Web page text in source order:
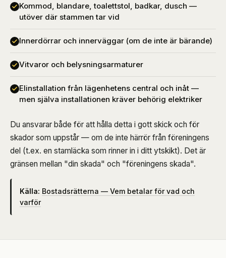
Kommod, blandare, toalettstol, badkar, dusch —
utöver där stammen tar vid
Innerdörrar och innerväggar (om de inte är bärande)
Vitvaror och belysningsarmaturer
Elinstallation från lägenhetens central och inåt —
men själva installationen kräver behörig elektriker
Du ansvarar både för att hålla detta i gott skick och för
skador som uppstår — om de inte härrör från föreningens
del (t.ex. en stamläcka som rinner in i ditt ytskikt). Det är
gränsen mellan "din skada" och "föreningens skada".
Källa: Bostadsrätterna — Vem betalar för vad och
varför